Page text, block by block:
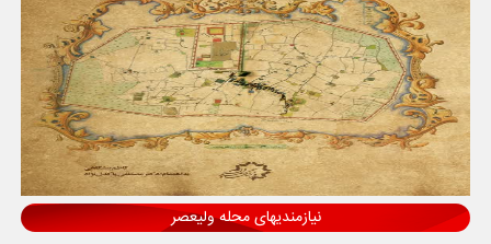
نیازمندیهای محله ولیعصر